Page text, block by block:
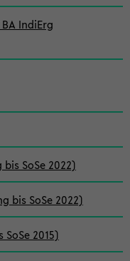
IndiErg
SoSe 2022)
bis SoSe 2022)
2015)